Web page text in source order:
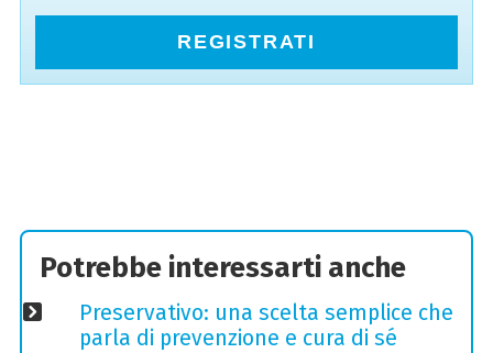
REGISTRATI
Potrebbe interessarti anche
Preservativo: una scelta semplice che
parla di prevenzione e cura di sé